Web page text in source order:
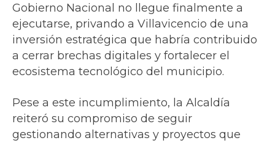
Gobierno Nacional no llegue finalmente a
ejecutarse, privando a Villavicencio de una
inversión estratégica que habría contribuido
a cerrar brechas digitales y fortalecer el
ecosistema tecnológico del municipio.
Pese a este incumplimiento, la Alcaldía
reiteró su compromiso de seguir
gestionando alternativas y proyectos que